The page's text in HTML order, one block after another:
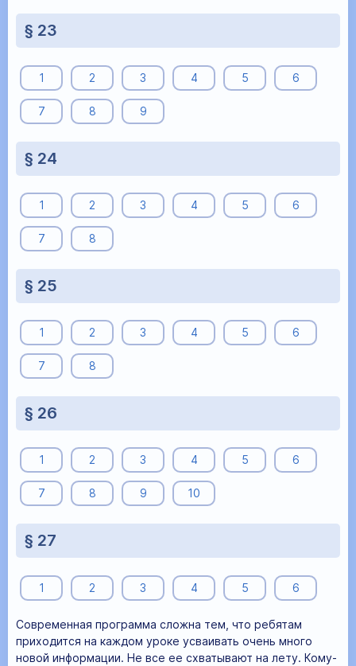
§ 23
1 2 3 4 5 6
7 8 9
§ 24
1 2 3 4 5 6
7 8
§ 25
1 2 3 4 5 6
7 8
§ 26
1 2 3 4 5 6
7 8 9 10
§ 27
1 2 3 4 5 6
Современная программа сложна тем, что ребятам
приходится на каждом уроке усваивать очень много
новой информации. Не все ее схватывают на лету. Кому-